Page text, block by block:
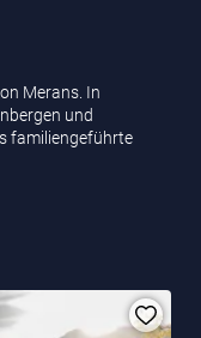
Merans. In
und
familiengeführte